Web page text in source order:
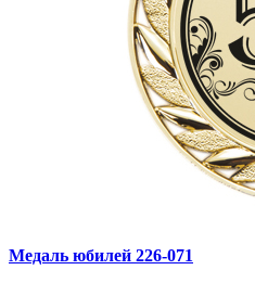
Медаль юбилей 226‑071